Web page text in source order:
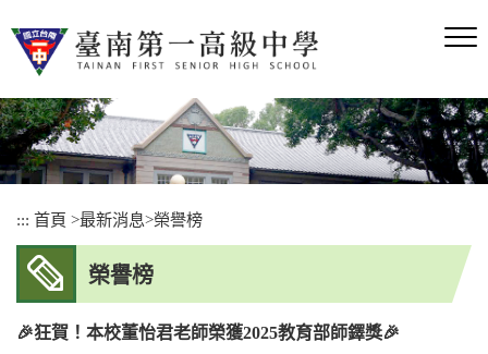
到
內
容
區
塊
::: 首頁 >最新消息>榮譽榜
榮譽榜
🎉狂賀！本校董怡君老師榮獲2025教育部師鐸獎🎉